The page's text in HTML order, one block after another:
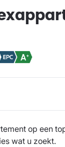
op een
wat u zoekt.